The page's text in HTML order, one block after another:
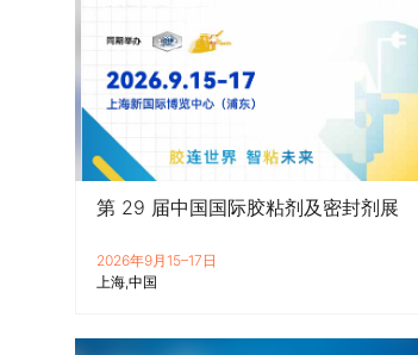
第 29 届中国国际胶粘剂及密封剂展
2026年9月15–17日
上海 中国